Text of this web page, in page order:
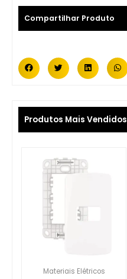
Compartilhar Produto
Produtos Mais Vendidos
Materiais Elétricos